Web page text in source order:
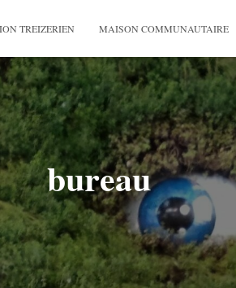
TREIZERIEN MAISON COMMUNAUTAIRE
bureau